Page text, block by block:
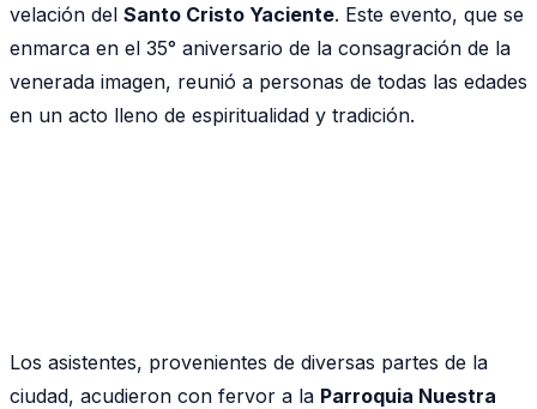
velación del Santo Cristo Yaciente. Este evento, que se
enmarca en el 35° aniversario de la consagración de la
venerada imagen, reunió a personas de todas las edades
en un acto lleno de espiritualidad y tradición.
Los asistentes, provenientes de diversas partes de la
ciudad, acudieron con fervor a la Parroquia Nuestra